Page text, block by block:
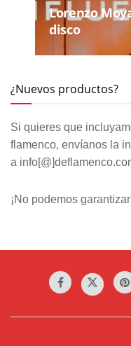
Lorenzo
disco
¿Nuevos productos?
Si quieres que
flamenco, envíanos la
a
¡No podemos